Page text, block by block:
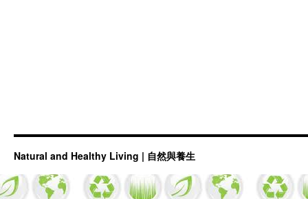
Natural and Healthy Living | 自然與養生